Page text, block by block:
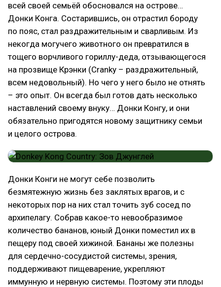
всей своей семьёй обосновался на острове…
Донки Конга. Состарившись, он отрастил бороду
по пояс, стал раздражительным и сварливым. Из
некогда могучего животного он превратился в
тощего ворчливого гориллу-деда, отзывающегося
на прозвище Крэнки (Cranky – раздражительный,
всем недовольный). Но чего у него было не отнять
– это опыт. Он всегда был готов дать несколько
наставлений своему внуку… Донки Конгу, и они
обязательно пригодятся новому защитнику семьи
и целого острова.
Донки Конги не могут себе позволить
безмятежную жизнь без заклятых врагов, и с
некоторых пор на них стал точить зуб сосед по
архипелагу. Собрав какое-то невообразимое
количество бананов, юный Донки поместил их в
пещеру под своей хижиной. Бананы же полезны
для сердечно-сосудистой системы, зрения,
поддерживают пищеварение, укрепляют
иммунную и нервную системы. Поэтому эти плоды